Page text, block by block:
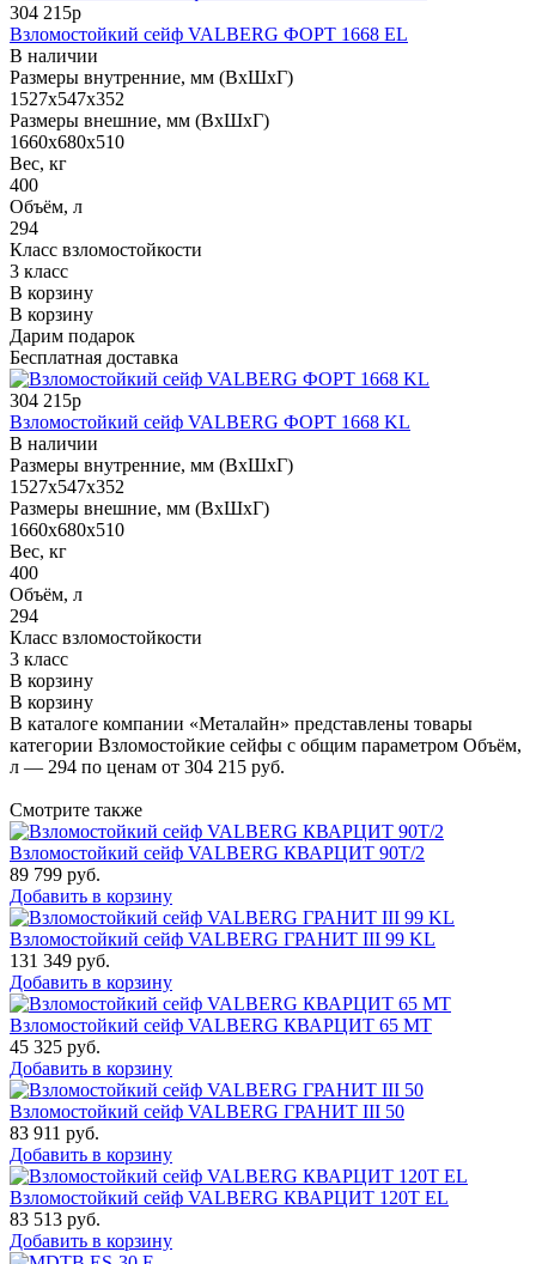
304 215р
Взломостойкий сейф VALBERG ФОРТ 1668 EL
В наличии
Размеры внутренние, мм (ВхШхГ)
1527x547x352
Размеры внешние, мм (ВхШхГ)
1660x680x510
Вес, кг
400
Объём, л
294
Класс взломостойкости
3 класс
В корзину
В корзину
Дарим подарок
Бесплатная доставка
304 215р
Взломостойкий сейф VALBERG ФОРТ 1668 KL
В наличии
Размеры внутренние, мм (ВхШхГ)
1527x547x352
Размеры внешние, мм (ВхШхГ)
1660x680x510
Вес, кг
400
Объём, л
294
Класс взломостойкости
3 класс
В корзину
В корзину
В каталоге компании «Металайн» представлены товары
категории Взломостойкие сейфы с общим параметром Объём,
л — 294 по ценам от 304 215 руб.
Смотрите также
Взломостойкий сейф VALBERG КВАРЦИТ 90Т/2
89 799 руб.
Добавить в корзину
Взломостойкий сейф VALBERG ГРАНИТ III 99 KL
131 349 руб.
Добавить в корзину
Взломостойкий сейф VALBERG КВАРЦИТ 65 МТ
45 325 руб.
Добавить в корзину
Взломостойкий сейф VALBERG ГРАНИТ III 50
83 911 руб.
Добавить в корзину
Взломостойкий сейф VALBERG КВАРЦИТ 120Т EL
83 513 руб.
Добавить в корзину